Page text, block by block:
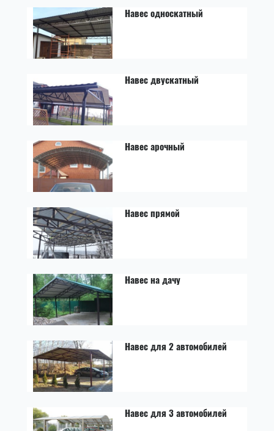
Навес односкатный
Навес двускатный
Навес арочный
Навес прямой
Навес на дачу
Навес для 2 автомобилей
Навес для 3 автомобилей